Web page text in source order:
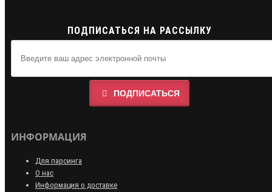
ПОДПИСАТЬСЯ НА РАССЫЛКУ
ПОДПИСАТЬСЯ
ИНФОРМАЦИЯ
Для парсинга
О нас
Информация о доставке